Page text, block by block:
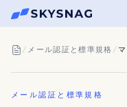
/ メール認証と標準規格 /
メール認証と標準規格